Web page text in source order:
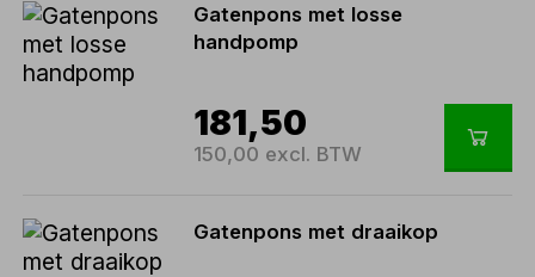
Gatenpons met losse
handpomp
181,50
150,00 excl. BTW
Gatenpons met draaikop